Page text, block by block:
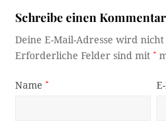
Schreibe einen Kommentar
Deine E-Mail-Adresse wird
Erforderliche Felder sind mit*
Name*